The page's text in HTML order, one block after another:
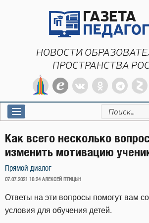
НОВОСТИ
ПРОСТРАНСТВА
Искать:
Как всего несколько
изменить мотивацию
Прямой диалог
ОПУБЛИКОВАНО
07.07.2021 16:24 АЛЕКСЕЙ ПТИЦЫН
Ответы на эти вопросы помогут вам
условия для обучения детей.